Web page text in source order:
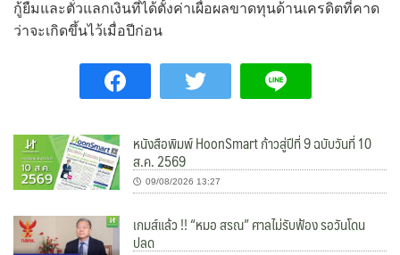
กู้ยืมและตั๋วแลกเงินที่ได้ตั้งค่าเผื่อผลขาดทุนด้านเครดิตที่คาด
ว่าจะเกิดขึ้นไว้เมื่อปีก่อน
หนังสือพิมพ์ HoonSmart ก้าวสู่ปีที่ 9 ฉบับวันที่ 10
ส.ค. 2569
09/08/2026 13:27
เกมส์แล้ว !! “หมอ สรณ” ศาลไม่รับฟ้อง รอวันโดน
ปลด